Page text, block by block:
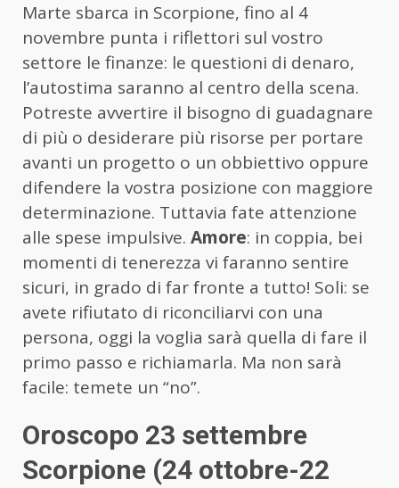
Marte sbarca in Scorpione, fino al 4
novembre punta i riflettori sul vostro
settore le finanze: le questioni di denaro,
l’autostima saranno al centro della scena.
Potreste avvertire il bisogno di guadagnare
di più o desiderare più risorse per portare
avanti un progetto o un obbiettivo oppure
difendere la vostra posizione con maggiore
determinazione. Tuttavia fate attenzione
alle spese impulsive. Amore: in coppia, bei
momenti di tenerezza vi faranno sentire
sicuri, in grado di far fronte a tutto! Soli: se
avete rifiutato di riconciliarvi con una
persona, oggi la voglia sarà quella di fare il
primo passo e richiamarla. Ma non sarà
facile: temete un “no”.
Oroscopo 23 settembre
Scorpione (24 ottobre-22